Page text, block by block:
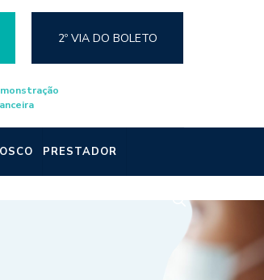
2º VIA DO BOLETO
PRESTADOR